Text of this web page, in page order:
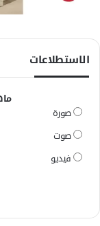
الاستطلاعات
صورة
صوت
فيديو